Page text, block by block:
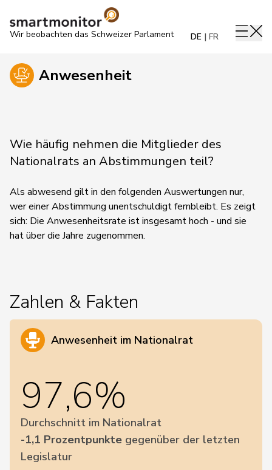
Wir beobachten das Schweizer Parlament DE FR
Anwesenheit
Wie häufig nehmen die Mitglieder des
Nationalrats an Abstimmungen teil?
Als abwesend gilt in den folgenden Auswertungen nur,
wer einer Abstimmung unentschuldigt fernbleibt. Es zeigt
sich: Die Anwesenheitsrate ist insgesamt hoch - und sie
hat über die Jahre zugenommen.
Zahlen & Fakten
Anwesenheit im Nationalrat
97,6%
Durchschnitt im Nationalrat
-1,1 Prozentpunkte gegenüber der letzten
Legislatur